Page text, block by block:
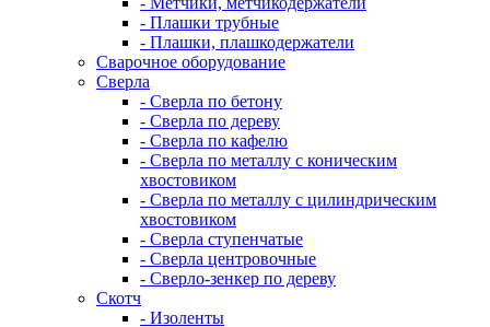
- Плашки трубные
- Плашки, плашкодержатели
Сварочное оборудование
Сверла
- Сверла по бетону
- Сверла по дереву
- Сверла по кафелю
- Сверла по металлу с коническим
хвостовиком
- Сверла по металлу с цилиндрическим
хвостовиком
- Сверла ступенчатые
- Сверла центровочные
- Сверло-зенкер по дереву
Скотч
- Изоленты